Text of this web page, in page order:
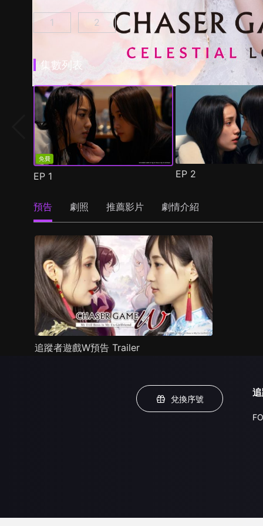
追蹤者遊戲W 職權騷擾的上司是我的前女友 第1
1 追蹤者遊戲W2 綺麗的天女們 第1集()
2
集數列表
免費
EP 1 EP 2
預告 劇照 推薦影片 劇情介紹
追蹤者遊戲W預告 Trailer
兌換序號